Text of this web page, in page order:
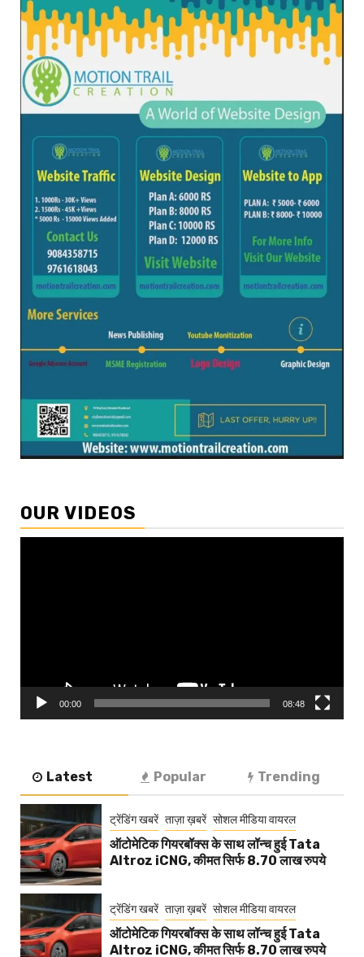
OUR VIDEOS
00:00 08:48
Latest Popular Trending
ट्रेंडिंग खबरें ताज़ा ख़बरें सोशल मीडिया वायरल
ऑटोमेटिक गियरबॉक्स के साथ लॉन्च हुई Tata
Altroz iCNG, कीमत सिर्फ 8.70 लाख रुपये
ट्रेंडिंग खबरें ताज़ा ख़बरें सोशल मीडिया वायरल
ऑटोमेटिक गियरबॉक्स के साथ लॉन्च हुई Tata
Altroz iCNG, कीमत सिर्फ 8.70 लाख रुपये